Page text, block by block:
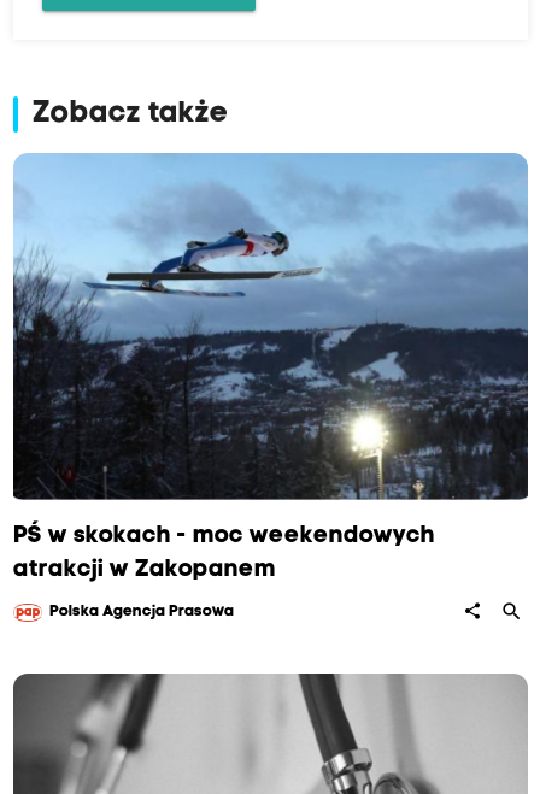
Zobacz także
PŚ w skokach - moc weekendowych
atrakcji w Zakopanem
Polska Agencja Prasowa share search